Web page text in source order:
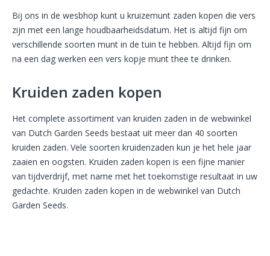
Bij ons in de wesbhop kunt u kruizemunt zaden kopen die vers
zijn met een lange houdbaarheidsdatum. Het is altijd fijn om
verschillende soorten munt in de tuin te hebben. Altijd fijn om
na een dag werken een vers kopje munt thee te drinken.
Kruiden zaden kopen
Het complete assortiment van kruiden zaden in de webwinkel
van Dutch Garden Seeds bestaat uit meer dan 40 soorten
kruiden zaden. Vele soorten kruidenzaden kun je het hele jaar
zaaien en oogsten. Kruiden zaden kopen is een fijne manier
van tijdverdrijf, met name met het toekomstige resultaat in uw
gedachte. Kruiden zaden kopen in de webwinkel van Dutch
Garden Seeds.